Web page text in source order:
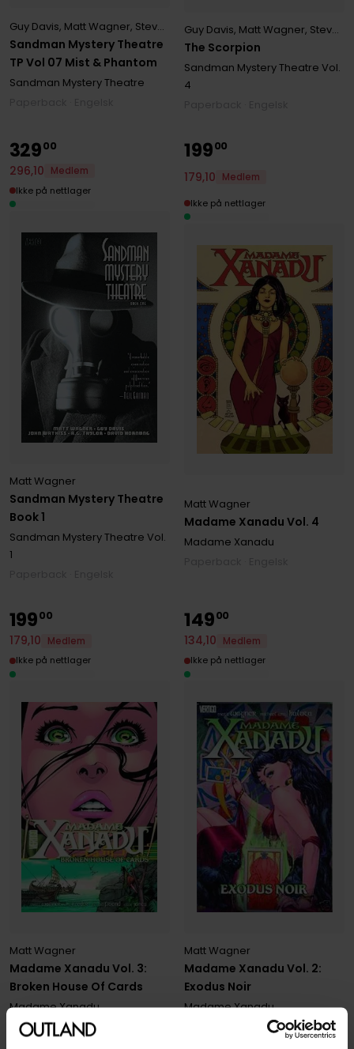
Sandman Mystery Theatre
TP Vol 07 Mist & Phantom
Guy Davis, Matt Wagner, Steven T Seagle
Sandman Mystery Theatre
The Scorpion
Guy Davis, Matt Wagner, Steven T Seagle
Sandman Mystery Theatre Vol.
4
Sandman Mystery Theatre
Book 1
Matt Wagner
Sandman Mystery Theatre Vol.
1
32900
296,10
Medlem
Ikke på nettlager
Madame Xanadu Vol. 4
Matt Wagner
Madame Xanadu
19900
179,10 Medlem
Ikke på nettlager
Madame Xanadu Vol. 3:
Broken House Of Cards
Matt Wagner
Madame Xanadu
Paperback · Engelsk
19900
179,10
Medlem
Ikke på nettlager
Madame Xanadu Vol. 2:
Exodus Noir
Matt Wagner
Madame Xanadu
Paperback · Engelsk
14900
134,10
Medlem
Ikke på nettlager